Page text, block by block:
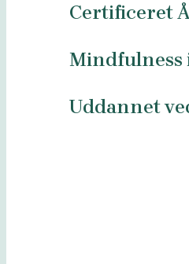
Certificeret
Uddannet